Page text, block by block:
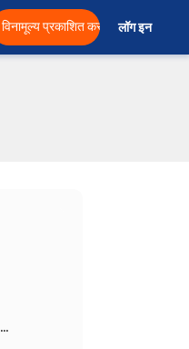
विनामूल्य प्रकाशित करा लॉग इन